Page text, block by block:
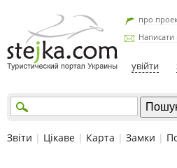
про
Написати
увійти
Звіти | Цікаве | Карта | Замки |